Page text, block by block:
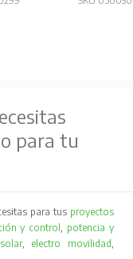
para tu
para tus proyectos
y control
potencia y
, electro movilidad